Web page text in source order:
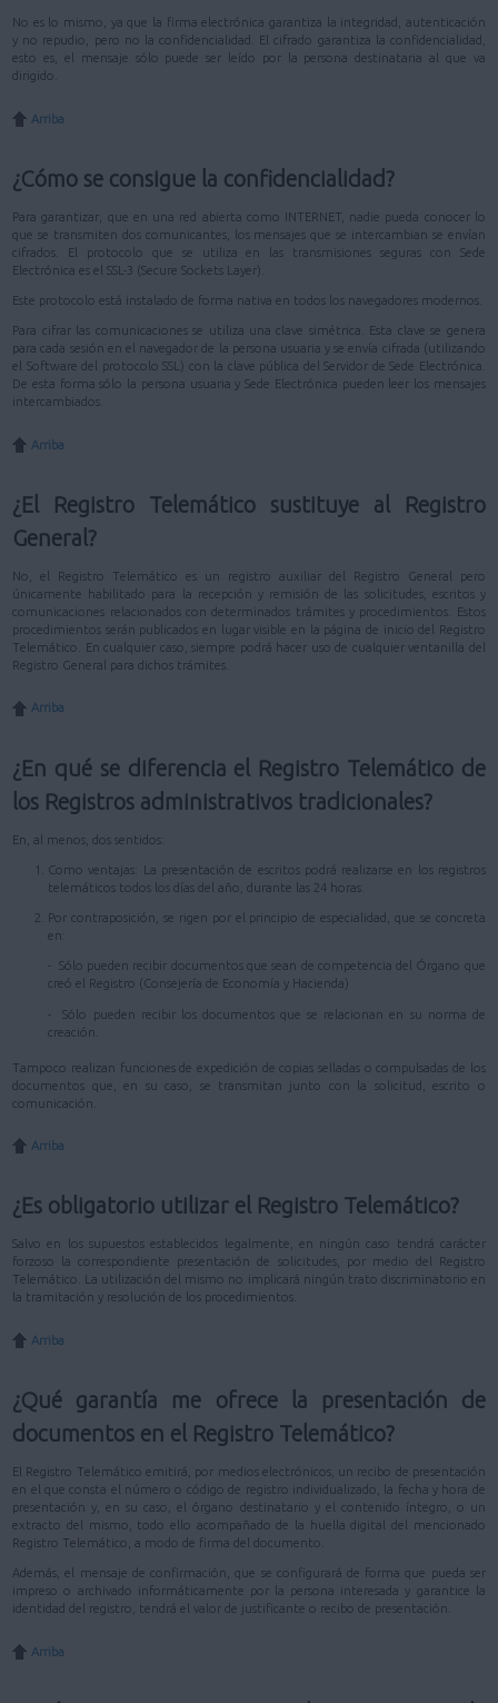
No es lo mismo, ya que la firma electrónica garantiza la integridad, autenticación
y no repudio, pero no la confidencialidad. El cifrado garantiza la confidencialidad,
esto es, el mensaje sólo puede ser leído por la persona destinataria al que va
dirigido.
Arriba
¿Cómo se consigue la confidencialidad?
Para garantizar, que en una red abierta como INTERNET, nadie pueda conocer lo
que se transmiten dos comunicantes, los mensajes que se intercambian se envían
cifrados. El protocolo que se utiliza en las transmisiones seguras con Sede
Electrónica es el SSL-3 (Secure Sockets Layer).
Este protocolo está instalado de forma nativa en todos los navegadores modernos.
Para cifrar las comunicaciones se utiliza una clave simétrica. Esta clave se genera
para cada sesión en el navegador de la persona usuaria y se envía cifrada (utilizando
el Software del protocolo SSL) con la clave pública del Servidor de Sede Electrónica.
De esta forma sólo la persona usuaria y Sede Electrónica pueden leer los mensajes
intercambiados.
Arriba
¿El Registro Telemático sustituye al Registro
General?
No, el Registro Telemático es un registro auxiliar del Registro General pero
únicamente habilitado para la recepción y remisión de las solicitudes, escritos y
comunicaciones relacionados con determinados trámites y procedimientos. Estos
procedimientos serán publicados en lugar visible en la página de inicio del Registro
Telemático. En cualquier caso, siempre podrá hacer uso de cualquier ventanilla del
Registro General para dichos trámites.
Arriba
¿En qué se diferencia el Registro Telemático de
los Registros administrativos tradicionales?
En, al menos, dos sentidos:
Como ventajas: La presentación de escritos podrá realizarse en los registros
telemáticos todos los días del año, durante las 24 horas.
Por contraposición, se rigen por el principio de especialidad, que se concreta
en:
- Sólo pueden recibir documentos que sean de competencia del Órgano que
creó el Registro (Consejería de Economía y Hacienda)
- Sólo pueden recibir los documentos que se relacionan en su norma de
creación.
Tampoco realizan funciones de expedición de copias selladas o compulsadas de los
documentos que, en su caso, se transmitan junto con la solicitud, escrito o
comunicación.
Arriba
¿Es obligatorio utilizar el Registro Telemático?
Salvo en los supuestos establecidos legalmente, en ningún caso tendrá carácter
forzoso la correspondiente presentación de solicitudes, por medio del Registro
Telemático. La utilización del mismo no implicará ningún trato discriminatorio en
la tramitación y resolución de los procedimientos.
Arriba
¿Qué garantía me ofrece la presentación de
documentos en el Registro Telemático?
El Registro Telemático emitirá, por medios electrónicos, un recibo de presentación
en el que consta el número o código de registro individualizado, la fecha y hora de
presentación y, en su caso, el órgano destinatario y el contenido íntegro, o un
extracto del mismo, todo ello acompañado de la huella digital del mencionado
Registro Telemático, a modo de firma del documento.
Además, el mensaje de confirmación, que se configurará de forma que pueda ser
impreso o archivado informáticamente por la persona interesada y garantice la
identidad del registro, tendrá el valor de justificante o recibo de presentación.
Arriba